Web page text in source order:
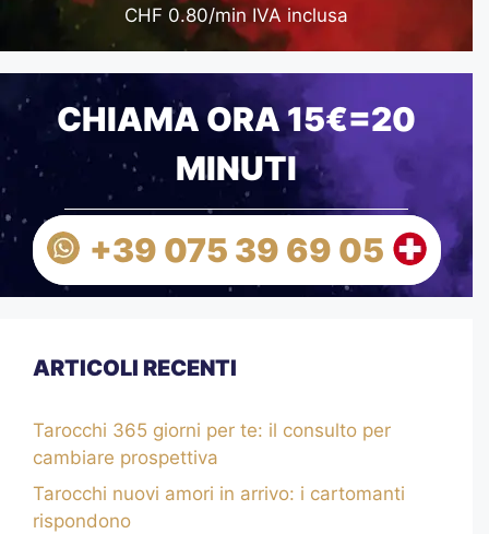
CHF 0.80/min IVA inclusa
CHIAMA ORA 15€=20
MINUTI
+39 075 39 69 05
ARTICOLI RECENTI
Tarocchi 365 giorni per te: il consulto per
cambiare prospettiva
Tarocchi nuovi amori in arrivo: i cartomanti
rispondono